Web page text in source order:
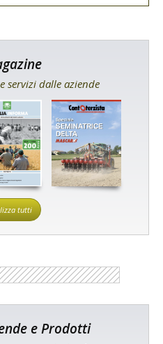
servizi dalle aziende
tutti
e Prodotti